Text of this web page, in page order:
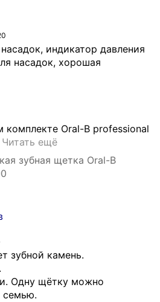
индикатор давления
насадок, хорошая
комплекте Oral-B professional
Читать ещё
зубная щетка Oral-B
зубной камень.
Одну щётку можно
семью.